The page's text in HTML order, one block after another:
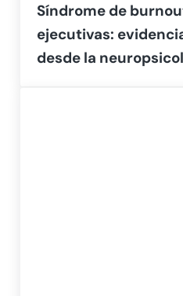
Síndrome de
ejecutivas:
desde la